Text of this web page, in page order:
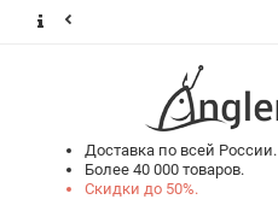
Доставка по всей России.
Более 40 000 товаров.
Скидки до 50%.